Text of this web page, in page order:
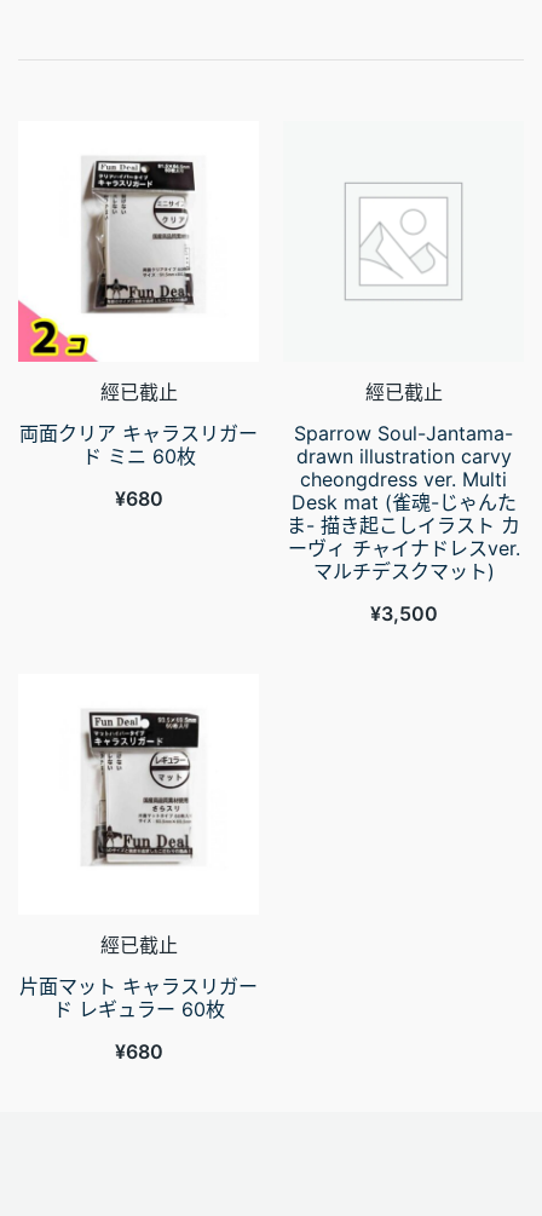
經已截止
両面クリア キャラスリガー
ド ミニ 60枚
¥680
經已截止
Sparrow Soul-Jantama-
drawn illustration carvy
cheongdress ver. Multi
Desk mat (雀魂-じゃんた
ま- 描き起こしイラスト カ
ーヴィ チャイナドレスver.
マルチデスクマット)
¥3,500
經已截止
片面マット キャラスリガー
ド レギュラー 60枚
¥680